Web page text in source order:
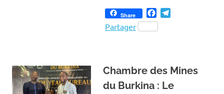
Share Facebook
Partager
Chambre des Mines
du Burkina : Le